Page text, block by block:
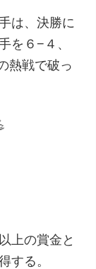
は、決勝に
を６−４、
熱戦で破っ
上の賞金と
する。